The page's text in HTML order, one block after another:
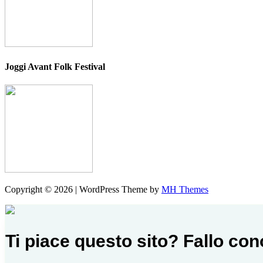
Joggi Avant Folk Festival
Copyright © 2026 | WordPress Theme by MH Themes
Ti piace questo sito? Fallo